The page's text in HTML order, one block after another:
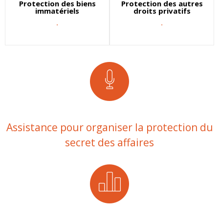
Protection des biens
immatériels
.
Protection des autres
droits privatifs
.
Assistance pour organiser la protection du
secret des affaires